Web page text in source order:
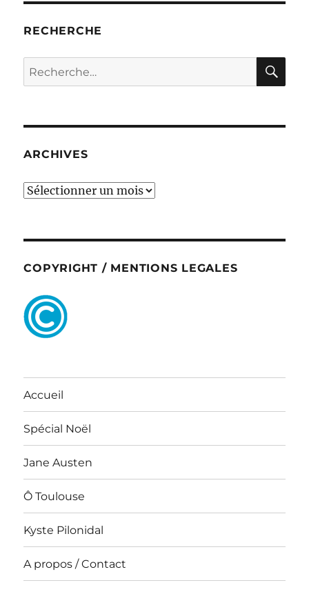
RECHERCHE
Recherche
pour :
ARCHIVES
ARCHIVES
COPYRIGHT / MENTIONS LEGALES
Accueil
Spécial Noël
Jane Austen
Ô Toulouse
Kyste Pilonidal
A propos / Contact